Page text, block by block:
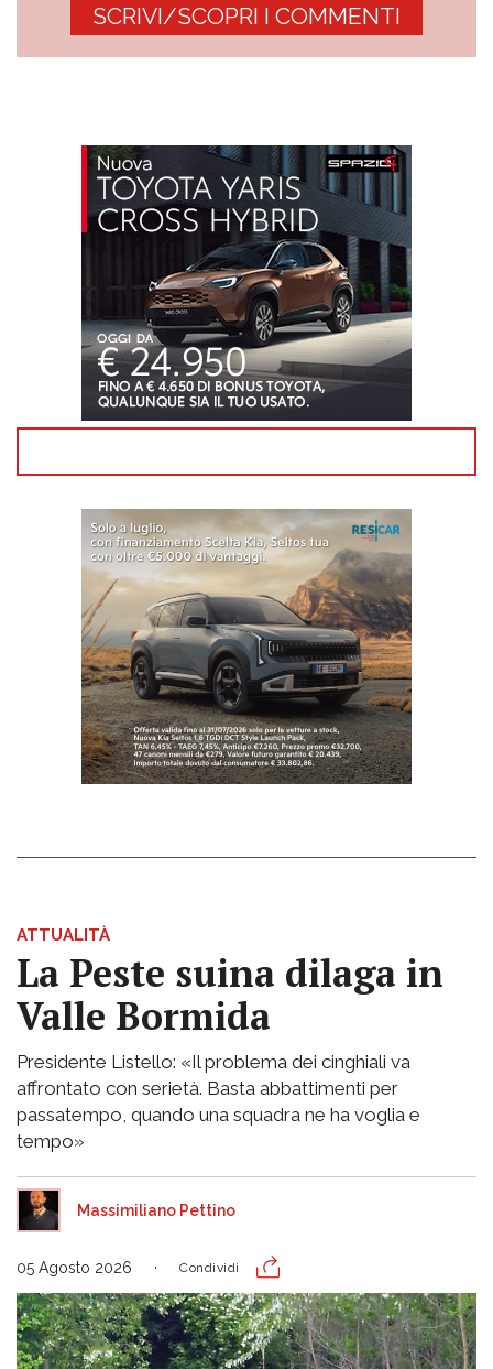
SCRIVI/SCOPRI I COMMENTI
ATTUALITÀ
La Peste suina dilaga in
Valle Bormida
Presidente Listello: «Il problema dei cinghiali va
affrontato con serietà. Basta abbattimenti per
passatempo, quando una squadra ne ha voglia e
tempo»
Massimiliano Pettino
05 Agosto 2026 Condividi